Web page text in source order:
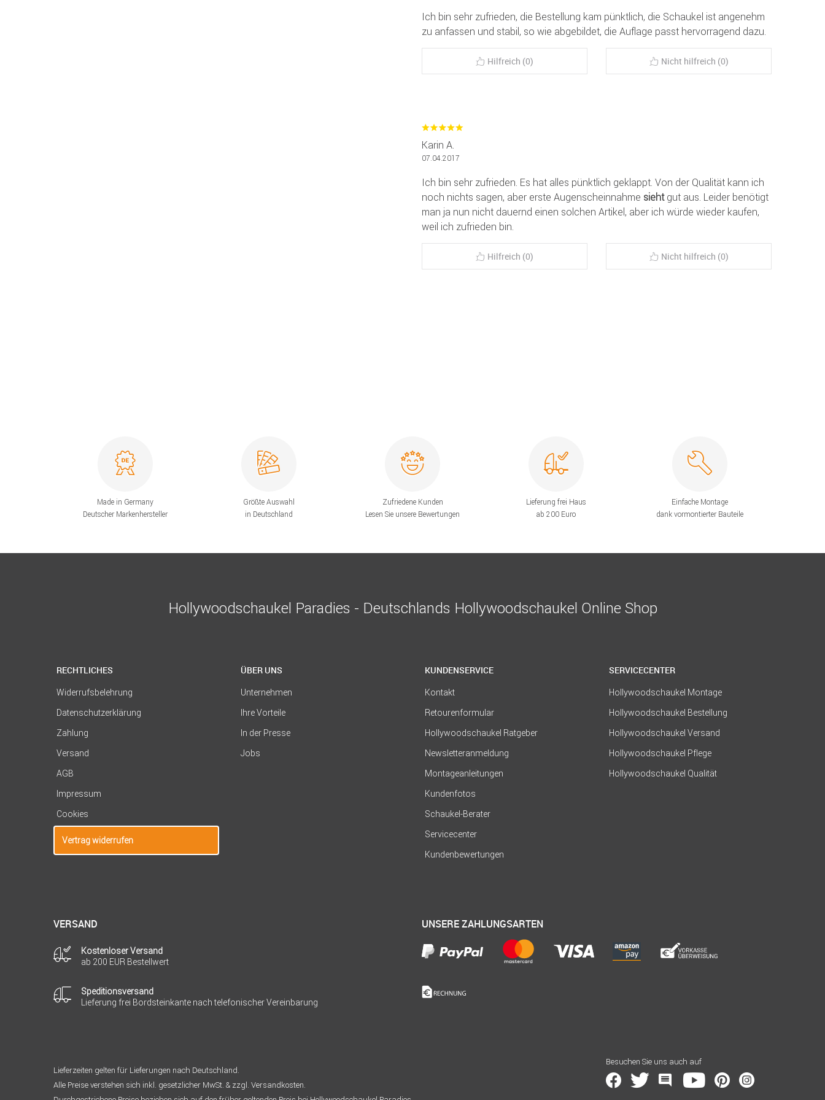
Ich bin sehr zufrieden, die Bestellung kam pünktlich, die Schaukel ist angenehm
zu anfassen und stabil, so wie abgebildet, die Auflage passt hervorragend dazu.
Hilfreich (0) Nicht hilfreich (0)
Karin A.
07.04.2017
Ich bin sehr zufrieden. Es hat alles pünktlich geklappt. Von der Qualität kann ich
noch nichts sagen, aber erste Augenscheinnahme siehtgut aus. Leider benötigt
man ja nun nicht dauernd einen solchen Artikel, aber ich würde wieder kaufen,
weil ich zufrieden bin.
Hilfreich (0) Nicht hilfreich (0)
Made in Germany
Deutscher Markenhersteller
Größte Auswahl
in Deutschland
Zufriedene Kunden
Lesen Sie unsere Bewertungen
Lieferung frei Haus
ab 200 Euro
Einfache Montage
dank vormontierter Bauteile
Hollywoodschaukel Paradies - Deutschlands Hollywoodschaukel Online Shop
RECHTLICHES
Widerrufsbelehrung
Datenschutzerklärung
Zahlung
Versand
AGB
Impressum
Cookies
Vertrag widerrufen
ÜBER UNS
Unternehmen
Ihre Vorteile
In der Presse
Jobs
KUNDENSERVICE
Kontakt
Retourenformular
Hollywoodschaukel Ratgeber
Newsletteranmeldung
Montageanleitungen
Kundenfotos
Schaukel-Berater
Servicecenter
Kundenbewertungen
SERVICECENTER
Hollywoodschaukel Montage
Hollywoodschaukel Bestellung
Hollywoodschaukel Versand
Hollywoodschaukel Pflege
Hollywoodschaukel Qualität
VERSAND
Kostenloser Versand
ab 200 EUR Bestellwert
Speditionsversand
Lieferung frei Bordsteinkante nach telefonischer Vereinbarung
UNSERE ZAHLUNGSARTEN
Lieferzeiten gelten für Lieferungen nach Deutschland.
Alle Preise verstehen sich inkl. gesetzlicher MwSt. & zzgl. Versandkosten.
Besuchen Sie uns auch auf